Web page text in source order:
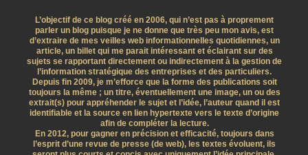
L’objectif de ce blog créé en 2006, qui n’est pas à proprement
parler un blog puisque je ne donne que très peu mon avis, est
d’extraire de mes veilles web informationnelles quotidiennes, un
article, un billet qui me parait intéressant et éclairant sur des
sujets se rapportant directement ou indirectement à la gestion de
l’information stratégique des entreprises et des particuliers.
Depuis fin 2009, je m’efforce que la forme des publications soit
toujours la même ; un titre, éventuellement une image, un ou des
extrait(s) pour appréhender le sujet et l’idée, l’auteur quand il est
identifiable et la source en lien hypertexte vers le texte d’origine
afin de compléter la lecture.
En 2012, pour gagner en précision et efficacité, toujours dans
l’esprit d’une revue de presse (de web), les textes évoluent, ils